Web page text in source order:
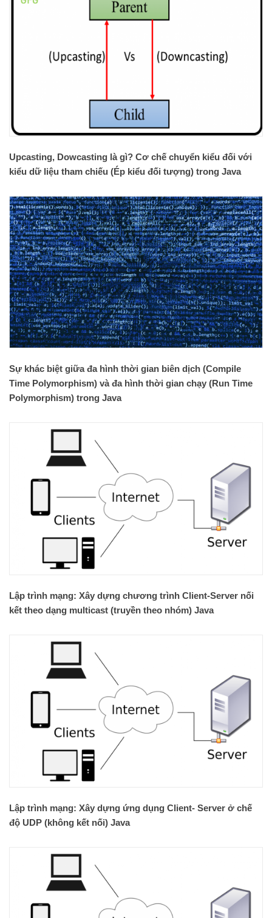
Upcasting, Dowcasting là gì? Cơ chế chuyển kiểu đối với
kiểu dữ liệu tham chiếu (Ép kiểu đối tượng) trong Java
Sự khác biệt giữa đa hình thời gian biên dịch (Compile
Time Polymorphism) và đa hình thời gian chạy (Run Time
Polymorphism) trong Java
Lập trình mạng: Xây dựng chương trình Client-Server nối
kết theo dạng multicast (truyền theo nhóm) Java
Lập trình mạng: Xây dựng ứng dụng Client- Server ở chế
độ UDP (không kết nối) Java